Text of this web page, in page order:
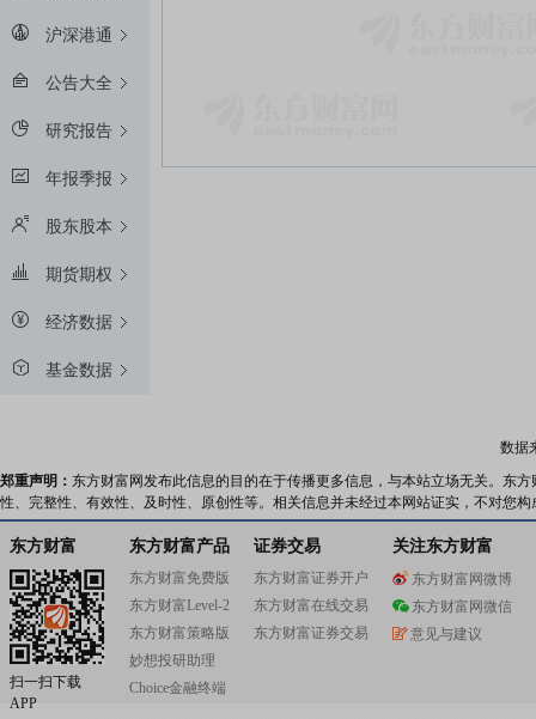
沪深港通
公告大全
研究报告
年报季报
股东股本
期货期权
经济数据
基金数据
数据
郑重声明： 东方财富网发布此信息的目的在于传播更多信息，与本站立场无关。东
性、完整性、有效性、及时性、原创性等。相关信息并未经过本网站证实，不对您
东方财富
扫一扫下载
APP
东方财富产品
东方财富免费版
东方财富Level-2
东方财富策略版
妙想投研助理
Choice金融终端
证券交易
东方财富证券开户
东方财富在线交易
东方财富证券交易
关注东方财富
东方财富网微博
东方财富网微信
意见与建议